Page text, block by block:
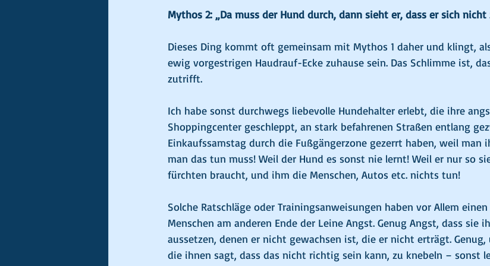
Mythos 2: „Da muss der Hund durch, dann sieht er, dass er sich
Dieses Ding kommt oft gemeinsam mit Mythos 1 daher und klingt,
ewig vorgestrigen Haudrauf-Ecke zuhause sein. Das Schlimme ist,
zutrifft.
Ich habe sonst durchwegs liebevolle Hundehalter erlebt, die ihre
Shoppingcenter geschleppt, an stark befahrenen Straßen entlang
Einkaufssamstag durch die Fußgängerzone gezerrt haben, weil man
man das tun muss! Weil der Hund es sonst nie lernt! Weil er nur so
fürchten braucht, und ihm die Menschen, Autos etc. nichts tun!
Solche Ratschläge oder Trainingsanweisungen haben vor Allem
Menschen am anderen Ende der Leine Angst. Genug Angst, dass sie
aussetzen, denen er nicht gewachsen ist, die er nicht erträgt.
die ihnen sagt, dass das nicht richtig sein kann, zu knebeln – sonst